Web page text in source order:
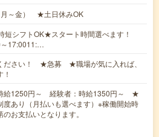
月～金） ★土日休みOK
シフトOK★スタート時間選べます！
17:0011:…
ださい！ ★急募 ★職場が気に入れば、
給1250円～ 経験者：時給1350円～ ★
度あり（月払いも選べます）※稼働開始時
お支払いとなります。